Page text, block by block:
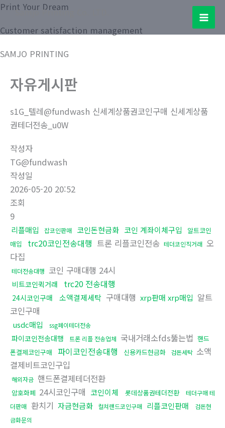
콘
츠
건
Samjo Printing Co. LTD.
Main
Print Your Dream
Customer satisfaction management
SAMJO PRINTING
자유게시판
s1G_텔레@fundwash 신세계상품권코인구매 신세계상품
권테더전송_u0W
작성자
TG@fundwash
작성일
2026-05-20 20:52
조회
9
리플매입 잡코인판매 코인돈현금화 코인 계좌이체구입
알트코인
매입
trc20코인전송대행 트론 리플코인전송 테더코인직거래 오
다집
테더전송대행 코인 구매대행 24시
비트코인퀵거래 trc20 전송대행
24시코인구매 소액결제세탁 구매대행 xrp판매 xrp매입 알트
코인구매
usdc매입 ssg페이테더전송
파이코인전송대행 트론 리플 전송업체 국내거래소fds뚫는법 핸드
폰결제코인구매
파이코인전송대행 신용카드현금화 검돈세탁 소액
결제비트코인구입
해외자금 핸드폰결제테더전환
암호화폐 24시코인구매 코인이체 롯데상품권테더전환
테더구매 테
더판매 환치기 자금현금화 컬쳐랜드코인구매 리플코인판매
검돈현
금화문의